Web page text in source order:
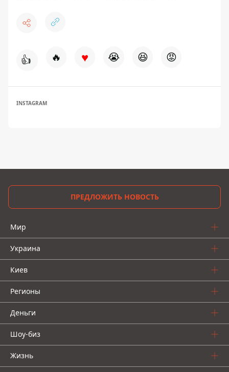
👍 🔥 ♥ 😭 😆 😡
INSTAGRAM
ПРЕДЛОЖИТЬ НОВОСТЬ
Мир
Украина
Киев
Регионы
Деньги
Шоу-биз
Жизнь